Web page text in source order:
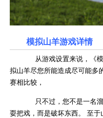
模拟山羊游戏详情
从游戏设置来说，《
拟山羊尽您所能造成尽可能多
赛相比较，
只不过，您不是一名溜
耍把戏，而是破坏东西。 至